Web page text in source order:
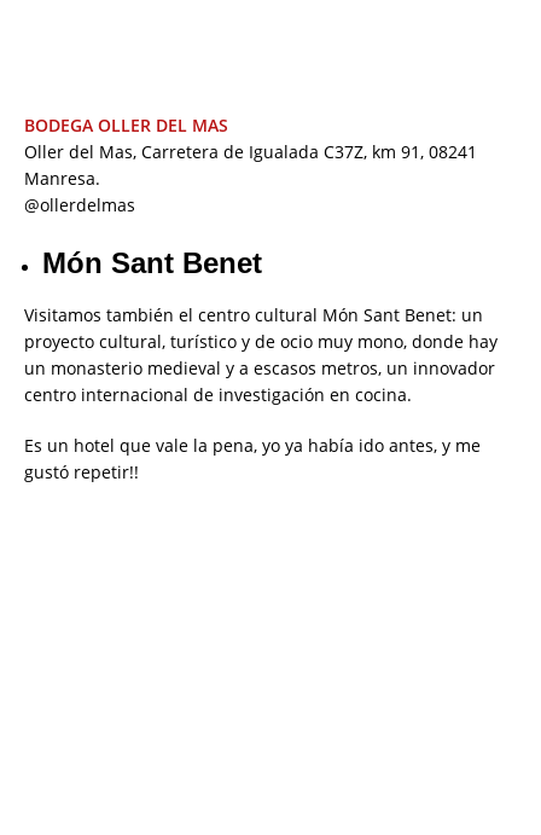
BODEGA OLLER DEL MAS
Oller del Mas, Carretera de Igualada C37Z, km 91, 08241
Manresa.
@ollerdelmas
Món Sant Benet
Visitamos también el centro cultural Món Sant Benet: un
proyecto cultural, turístico y de ocio muy mono, donde hay
un monasterio medieval y a escasos metros, un innovador
centro internacional de investigación en cocina.
Es un hotel que vale la pena, yo ya había ido antes, y me
gustó repetir!!